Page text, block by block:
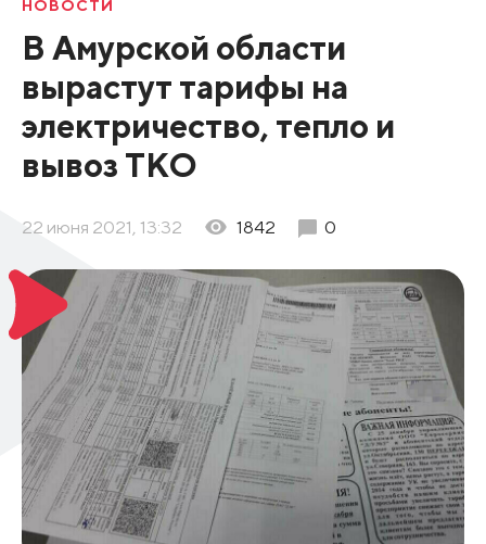
НОВОСТИ
В Амурской области
вырастут тарифы на
электричество, тепло и
вывоз ТКО
22 июня 2021, 13:32 1842 0